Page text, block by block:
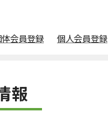
体会員登録 個人会員登録
報